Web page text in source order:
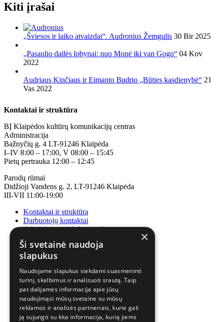
Kiti įrašai
„Šviesos ir laiko atvaizdai“. Audronius Žemgulis 30 Bir 2025
„Pasaulio dailės lobynai: nuo Monė iki van Gogo“ 04 Kov
2022
Audriaus Kinčiaus ir Eimanto Budrio „Būties kasdienybė“ 21
Vas 2022
Kontaktai ir struktūra
BĮ Klaipėdos kultūrų komunikacijų centras
Administracija
Bažnyčių g. 4 LT-91246 Klaipėda
I–IV 8:00 – 17:00, V 08:00 – 15:45
Pietų pertrauka 12:00 – 12:45
Parodų rūmai
Didžioji Vandens g. 2, LT-91246 Klaipėda
III-VII 11:00-19:00
Kontaktai ir struktūra
Darbuotojų kontaktai
Administracinė informacija
Korupcijos prevencija
×
Ši svetainė naudoja
slapukus
Naudojame slapukus siekdami suasmeninti
turinį, skelbimus ir analizuoti srautą. Taip
pat dalijamės informacija apie jūsų
naudojimąsi mūsų svetaine su mūsų
reklamos ir analizės partneriais, kurie gali
ją sujungti su kita informacija, kurią jiems